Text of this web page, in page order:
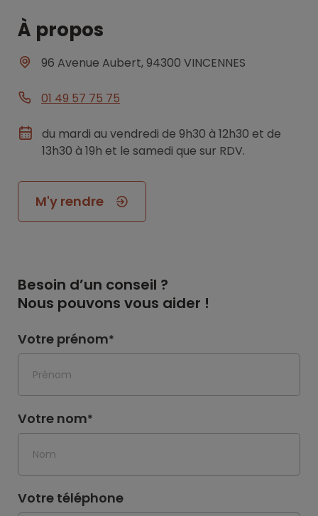
À propos
96 Avenue Aubert, 94300 VINCENNES
01 49 57 75 75
du mardi au vendredi de 9h30 à 12h30 et de
13h30 à 19h et le samedi que sur RDV.
M'y rendre
Besoin d’un conseil ?
Nous pouvons vous aider !
Votre prénom*
Votre nom*
Votre téléphone